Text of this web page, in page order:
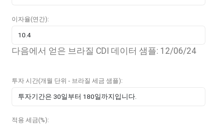
이자율(연간):
다음에서 얻은 브라질 CDI 데이터 샘플: 12/06/24
투자 시간(개월 단위 - 브라질 세금 샘플):
적용 세금(%):